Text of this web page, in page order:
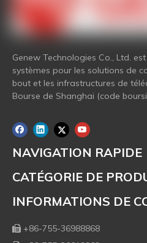
Genew Technologies Co., Ltd.
systèmes pour les solutions de
bout et les infrastructures de
Bourse de Shanghai (code
NAVIGATION RAPIDE
CATÉGORIE DE
INFORMATIONS DE
 +86-755-36988868